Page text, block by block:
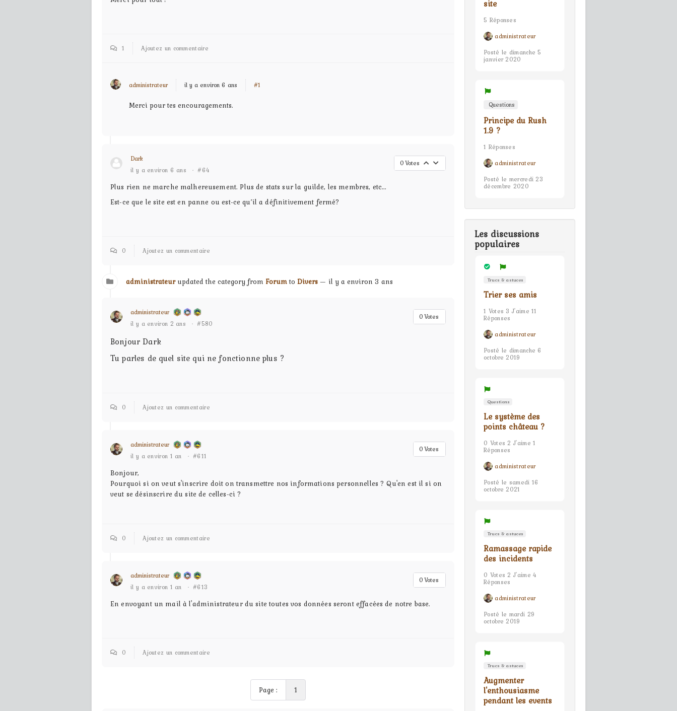
1 Ajoutez un commentaire
administrateur il y a environ 6 ans #1
Merci pour tes encouragements.
Dark
il y a environ 6 ans
· #64
0Votes
Plus rien ne marche malhereusement. Plus de stats sur la guilde, les membres, etc...
Est-ce que le site est en panne ou est-ce qu’il a définitivement fermé?
0 Ajoutez un commentaire
administrateur updated the category from Forumto Divers — il y a environ 3 ans
administrateur
il y a environ 2 ans
· #580
0Votes
Bonjour Dark
Tu parles de quel site qui ne fonctionne plus ?
0 Ajoutez un commentaire
administrateur
il y a environ 1 an
· #611
0Votes
Bonjour,
Pourquoi si on veut s'inscrire doit on transmettre nos informations personnelles ? Qu'en est il si on
veut se désinscrire du site de celles-ci ?
0 Ajoutez un commentaire
administrateur
il y a environ 1 an
· #613
0Votes
En envoyant un mail à l'administrateur du site toutes vos données seront effacées de notre base.
0 Ajoutez un commentaire
Page : 1
site
5 Réponses
administrateur
Posté le dimanche 5
janvier 2020
Questions
Principe du Rush
1.9 ?
1 Réponses
administrateur
Posté le mercredi 23
décembre 2020
Les discussions
populaires
Trucs & astuces
Trier ses amis
1 Votes 3 J'aime 11
Réponses
administrateur
Posté le dimanche 6
octobre 2019
Questions
Le système des
points château ?
0 Votes 2 J'aime 1
Réponses
administrateur
Posté le samedi 16
octobre 2021
Trucs & astuces
Ramassage rapide
des incidents
0 Votes 2 J'aime 4
Réponses
administrateur
Posté le mardi 29
octobre 2019
Trucs & astuces
Augmenter
l'enthousiasme
pendant les events